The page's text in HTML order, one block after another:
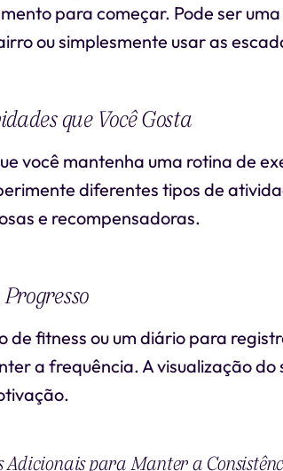
para começar. Pode ser
ou simplesmente usar as
que Você Gosta
você mantenha uma rotina de
diferentes tipos de
e recompensadoras.
de fitness ou um diário para
a frequência. A visualização do
Adicionais para Manter a